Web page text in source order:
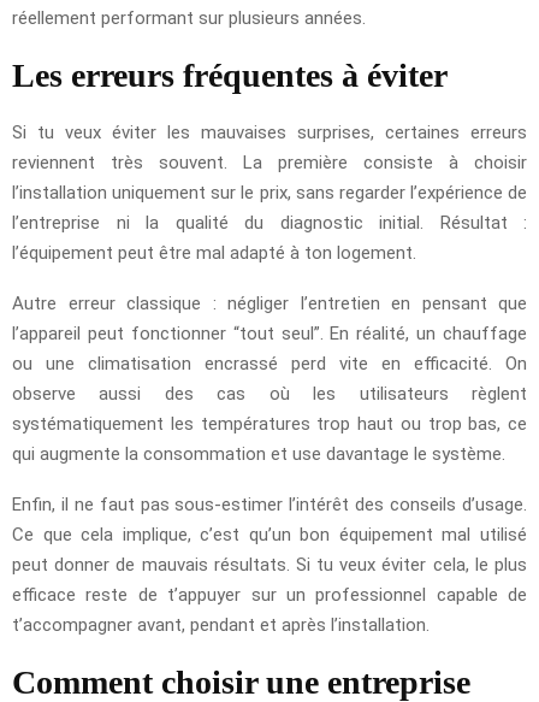
réellement performant sur plusieurs années.
Les erreurs fréquentes à éviter
Si tu veux éviter les mauvaises surprises, certaines erreurs
reviennent très souvent. La première consiste à choisir
l’installation uniquement sur le prix, sans regarder l’expérience de
l’entreprise ni la qualité du diagnostic initial. Résultat :
l’équipement peut être mal adapté à ton logement.
Autre erreur classique : négliger l’entretien en pensant que
l’appareil peut fonctionner “tout seul”. En réalité, un chauffage
ou une climatisation encrassé perd vite en efficacité. On
observe aussi des cas où les utilisateurs règlent
systématiquement les températures trop haut ou trop bas, ce
qui augmente la consommation et use davantage le système.
Enfin, il ne faut pas sous-estimer l’intérêt des conseils d’usage.
Ce que cela implique, c’est qu’un bon équipement mal utilisé
peut donner de mauvais résultats. Si tu veux éviter cela, le plus
efficace reste de t’appuyer sur un professionnel capable de
t’accompagner avant, pendant et après l’installation.
Comment choisir une entreprise